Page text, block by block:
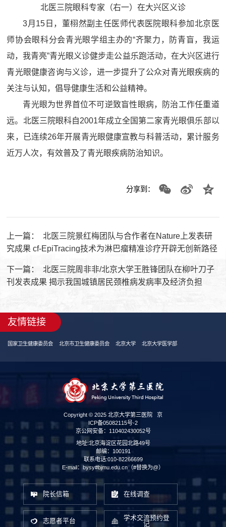
北医三院眼科专家（右一）在大兴区义诊
3月15日，董栩然副主任医师代表医院眼科参加北京医
师协会眼科分会青光眼学组主办的“齐聚力，防青盲，我运
动，我青亮”青光眼义诊健步走公益乐跑活动，在大兴区进行
青光眼健康咨询与义诊，进一步提升了公众对青光眼疾病的
关注与认知，倡导健康生活和公益精神。
青光眼为世界首位不可逆致盲性眼病，防治工作任重道
远。 北医三院眼科自2001年成立全国第二家青光眼俱乐部以
来，已连续26年开展青光眼健康宣教与科普活动，累计服务
近万人次，有效普及了青光眼疾病防治知识。
分享到：
上一篇：
北医三院景红梅团队与合作者在Nature上发表研
究成果 cf-EpiTracing技术为淋巴瘤精准诊疗开辟无创新路径
下一篇：
北医三院周非非/北京大学王胜锋团队在柳叶刀子
刊发表成果 揭示我国城镇居民颈椎病发病率及经济负担
友情链接
国家卫生健康委员会 北京市卫生健康委员会 北京大学 北京大学医学部
Copyright © 2025 北京大学第三医院 京
ICP备05082115号-2
京公网安备：110402430052号
地址:北京海淀区花园北路49号
邮编：100191
联系电话:010-82266699
E-mail：bysy#bjmu.edu.cn（#替换为@）
院长信箱 在线调查
志愿者平台
学术交流预约登
记